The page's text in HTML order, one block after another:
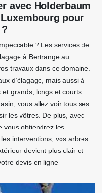
avec Holderbaum
pour
?
? Les services de
à Bertrange au
travaux dans ce domaine.
d’élagage, mais aussi à
et grands, longs et courts.
vous allez voir tous ses
les vôtres. De plus, avec
vous obtiendrez les
interventions, vos arbres
devient plus clair et
devis en ligne !